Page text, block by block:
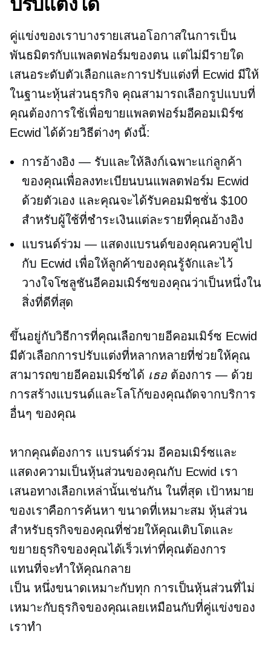
คู่แข่งของเราบางรายเสนอโอกาสในการเป็น
พันธมิตรกับแพลตฟอร์มของตน แต่ไม่มีรายใด
เสนอระดับตัวเลือกและการปรับแต่งที่ Ecwid มีให้
ในฐานะหุ้นส่วนธุรกิจ คุณสามารถเลือกรูปแบบที่
คุณต้องการใช้เพื่อขายแพลตฟอร์มอีคอมเมิร์ซ
Ecwid ได้ด้วยวิธีต่างๆ ดังนี้:
การอ้างอิง — รับและให้ลิงก์เฉพาะแก่ลูกค้า
ของคุณเพื่อลงทะเบียนบนแพลตฟอร์ม Ecwid
ด้วยตัวเอง และคุณจะได้รับคอมมิชชั่น $100
สำหรับผู้ใช้ที่ชำระเงินแต่ละรายที่คุณอ้างอิง
แบรนด์ร่วม — แสดงแบรนด์ของคุณควบคู่ไป
กับ Ecwid เพื่อให้ลูกค้าของคุณรู้จักและไว้
วางใจโซลูชันอีคอมเมิร์ซของคุณว่าเป็นหนึ่งใน
สิ่งที่ดีที่สุด
ขึ้นอยู่กับวิธีการที่คุณเลือกขายอีคอมเมิร์ซ Ecwid
มีตัวเลือกการปรับแต่งที่หลากหลายที่ช่วยให้คุณ
สามารถขายอีคอมเมิร์ซได้ เธอต้องการ — ด้วย
การสร้างแบรนด์และโลโก้ของคุณถัดจากบริการ
อื่นๆ ของคุณ
หากคุณต้องการ แบรนด์ร่วม อีคอมเมิร์ซและ
แสดงความเป็นหุ้นส่วนของคุณกับ Ecwid เรา
เสนอทางเลือกเหล่านั้นเช่นกัน ในที่สุด เป้าหมาย
ของเราคือการค้นหา ขนาดที่เหมาะสม หุ้นส่วน
สำหรับธุรกิจของคุณที่ช่วยให้คุณเติบโตและ
ขยายธุรกิจของคุณได้เร็วเท่าที่คุณต้องการ
แทนที่จะทำให้คุณกลาย
เป็น หนึ่งขนาดเหมาะกับทุก การเป็นหุ้นส่วนที่ไม่
เหมาะกับธุรกิจของคุณเลยเหมือนกับที่คู่แข่งของ
เราทำ